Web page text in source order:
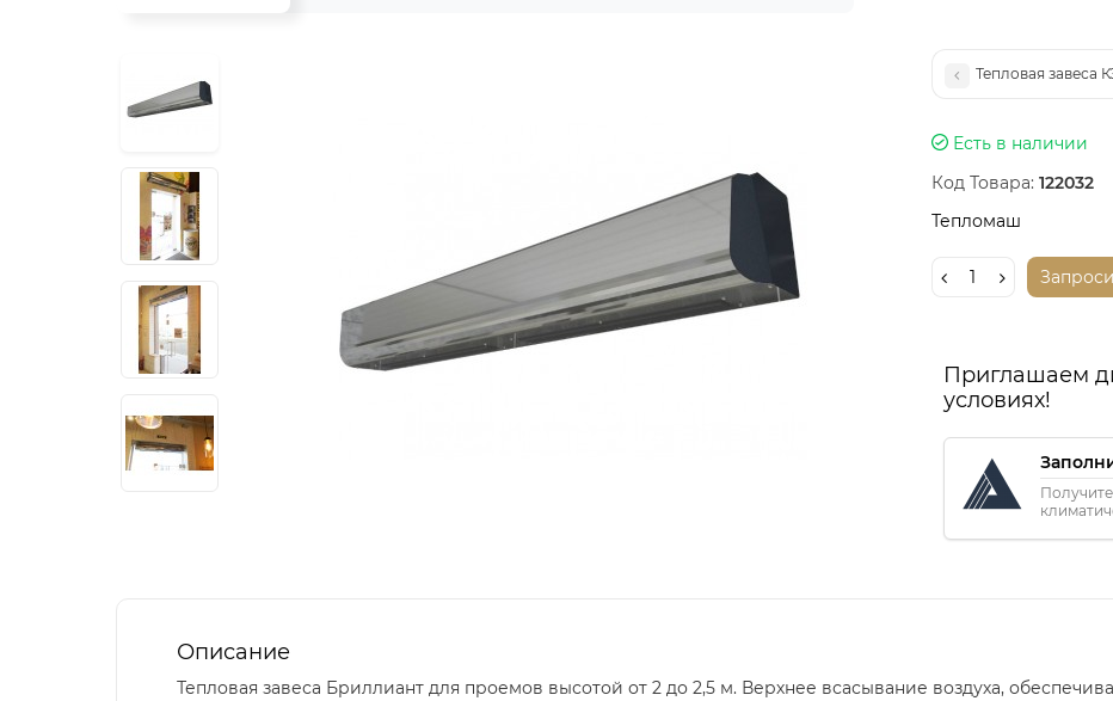
Тепловая завеса
Есть в наличии
Код Товара: 122032
Тепломаш
Приглашаем
условиях!
Описание
Тепловая завеса Бриллиант для проемов высотой от 2 до 2,5 м. Верхнее всасывание воздуха,